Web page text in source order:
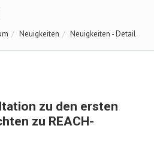
Neuigkeiten Neuigkeiten - Detail
zu den ersten
zu REACH-